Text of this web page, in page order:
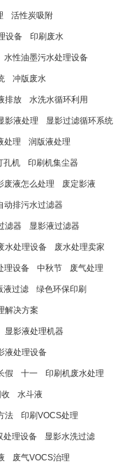
活性炭吸附
设备 印刷废水
水性油墨污水处理设备
冲版废水
排放 水洗水循环利用
影液处理 显影过滤循环系统
处理 润版液处理
孔机 印刷机集尘器
废液怎么处理 废定影液
动排污水过滤器
滤器 显影液过滤器
水处理设备 废水处理卖家
理设备 中秋节 废气处理
液过滤 绿色环保印刷
解决方案
显影液处理机器
液处理设备
假 十一 印刷机废水处理
水斗液
法 印刷VOCS处理
处理设备 显影水洗过滤
废气VOCS治理